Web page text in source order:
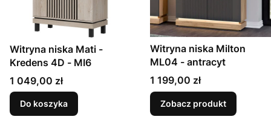
Witryna niska Mati -
Kredens 4D - MI6
Cena
1 049,00 zł
Do koszyka
Witryna niska Milton
ML04 - antracyt
Cena
1 199,00 zł
Zobacz produkt